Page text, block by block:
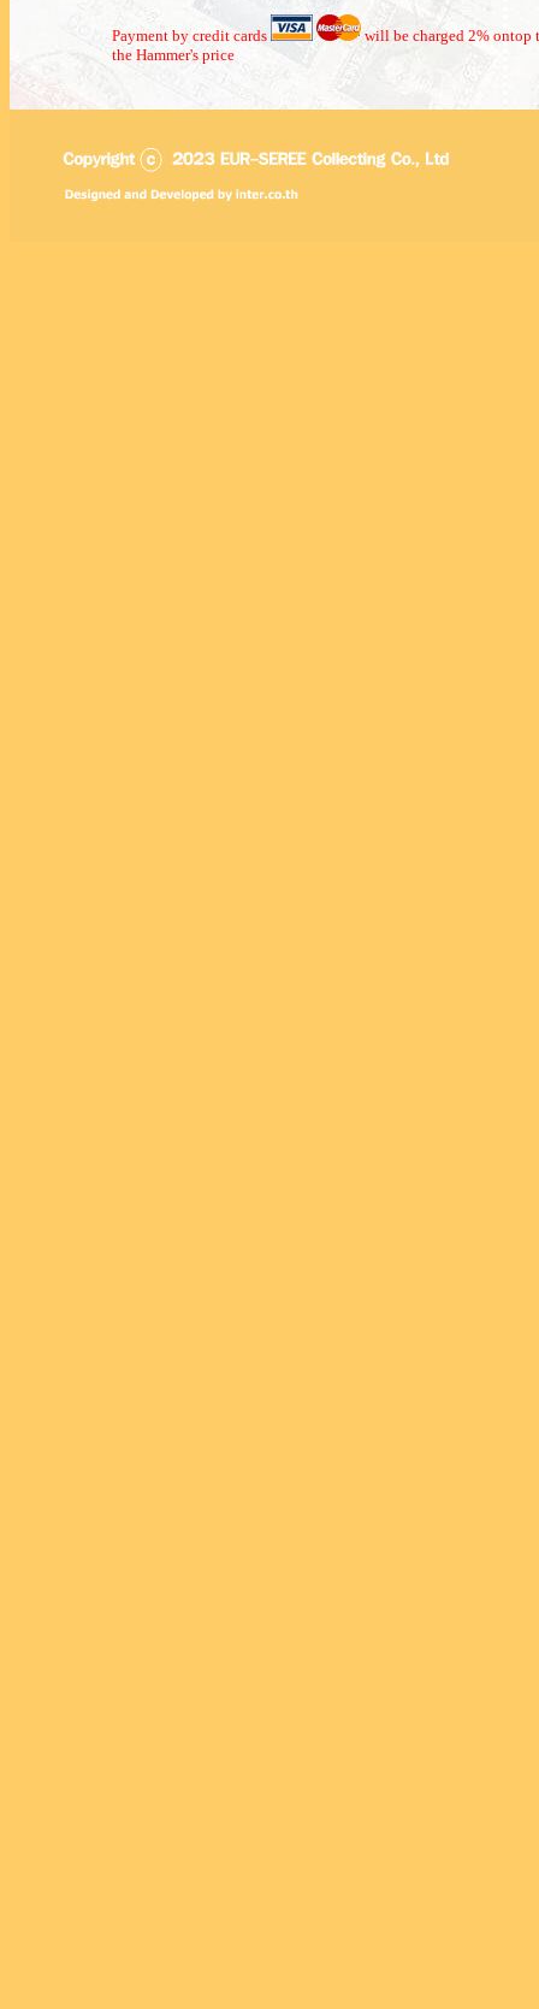
Payment by credit cards
will be charged 2% ontop
the Hammer's price